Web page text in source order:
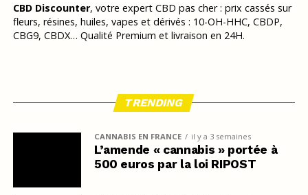
CBD Discounter, votre expert CBD pas cher : prix cassés sur
fleurs, résines, huiles, vapes et dérivés : 10-OH-HHC, CBDP,
CBG9, CBDX… Qualité Premium et livraison en 24H.
TRENDING
CANNABIS EN FRANCE il y a 3 semaines
L’amende « cannabis » portée à
500 euros par la loi RIPOST